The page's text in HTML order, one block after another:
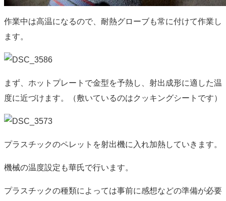
作業中は高温になるので、耐熱グローブも常に付けて作業し
ます。
まず、ホットプレートで金型を予熱し、射出成形に適した温
度に近づけます。（敷いているのはクッキングシートです）
プラスチックのペレットを射出機に入れ加熱していきます。
機械の温度設定も華氏で行います。
プラスチックの種類によっては事前に感想などの準備が必要